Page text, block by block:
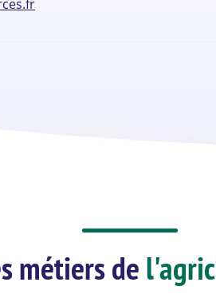
métiers de